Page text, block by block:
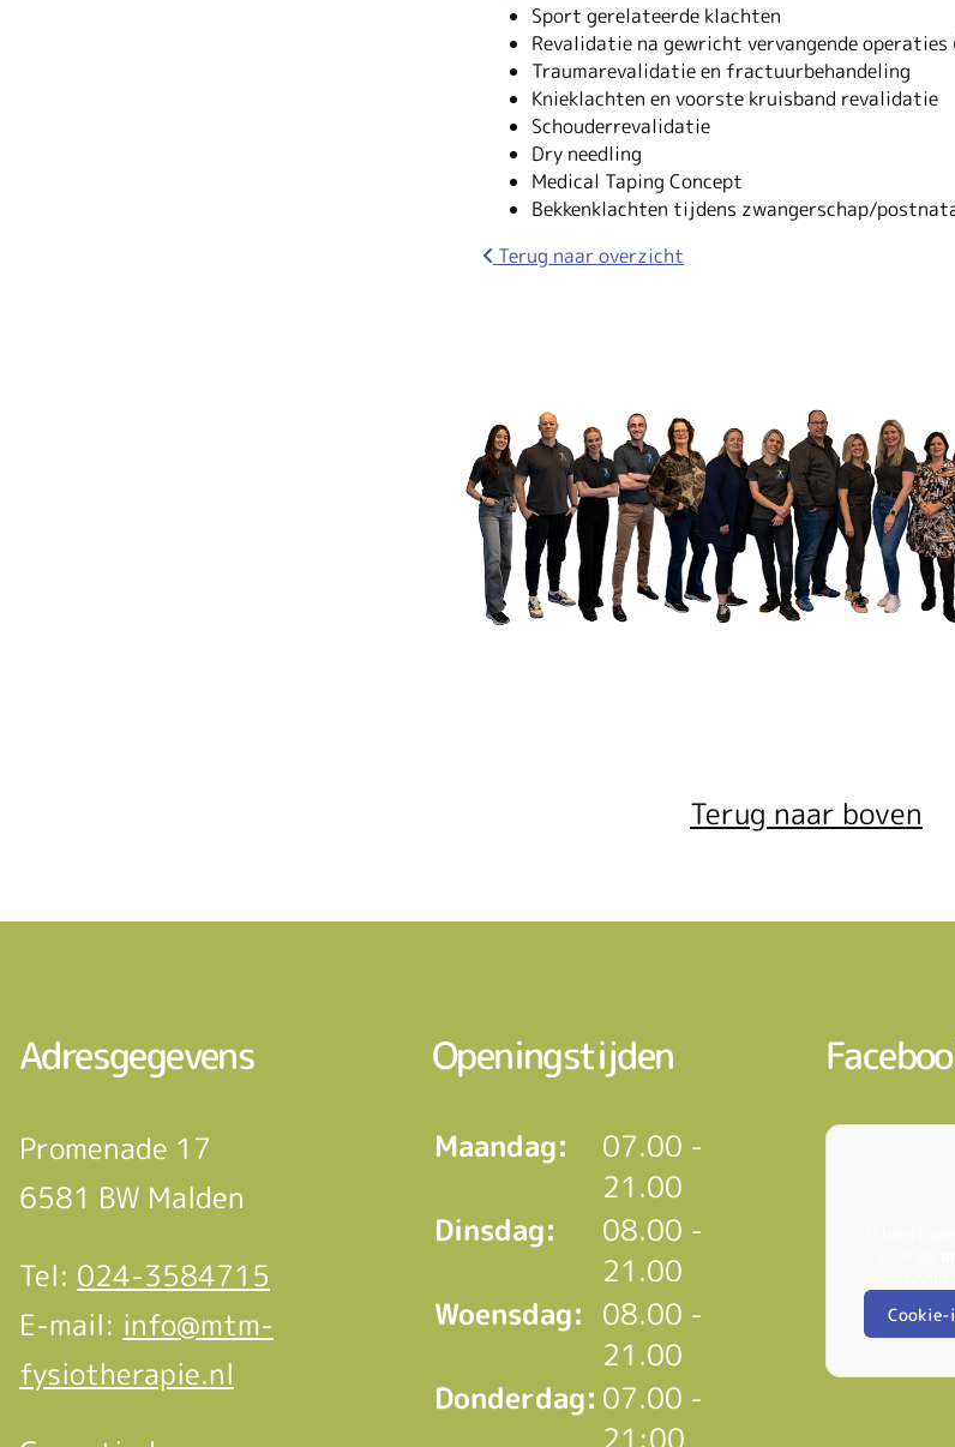
Sport gerelateerde klachten
Revalidatie na gewricht vervangende
Traumarevalidatie en fractuurbehandeling
Knieklachten en voorste kruisband revalidatie
Schouderrevalidatie
Dry needling
Medical Taping Concept
Bekkenklachten tijdens zwangerschap/
Terug naar overzicht
Terug naar boven
Adresgegevens
Promenade 17
6581 BW Malden
Tel: 024-3584715
E-mail: info@mtm-
fysiotherapie.nl
Openingstijden
Maandag:
07.00 -
21.00
Dinsdag:
08.00 -
21.00
Woensdag: 08.00 -
21.00
Donderdag: 07.00 -